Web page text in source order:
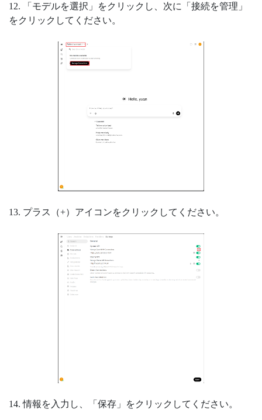
12. 「モデルを選択」をクリックし、次に「接続を管理」
をクリックしてください。
13. プラス（+）アイコンをクリックしてください。
14. 情報を入力し、「保存」をクリックしてください。